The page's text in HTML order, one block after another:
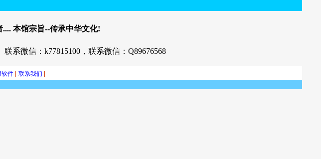
本馆宗旨--传承中华文化!
系微信：k77815100，联系微信：Q89676568
软件 联系我们